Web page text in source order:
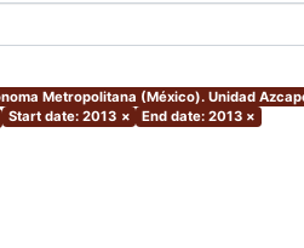
Metropolitana (México). Unidad
Start date: 2013 × End date: 2013 ×